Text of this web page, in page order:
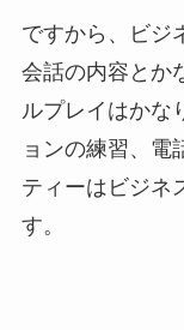
ですから、ビジ
会話の内容とか
ルプレイはかな
ョンの練習、電
ティーはビジネ
す。